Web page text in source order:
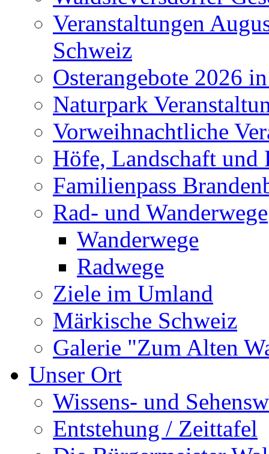
Veranstaltungen
Schweiz
Osterangebote 2026
Naturpark
Vorweihnachtliche
Höfe, Landschaft und
Familienpass
Rad- und Wanderwege
Wanderwege
Radwege
Ziele im Umland
Märkische Schweiz
Galerie "Zum Alten
Unser Ort
Wissens- und
Entstehung / Zeittafel